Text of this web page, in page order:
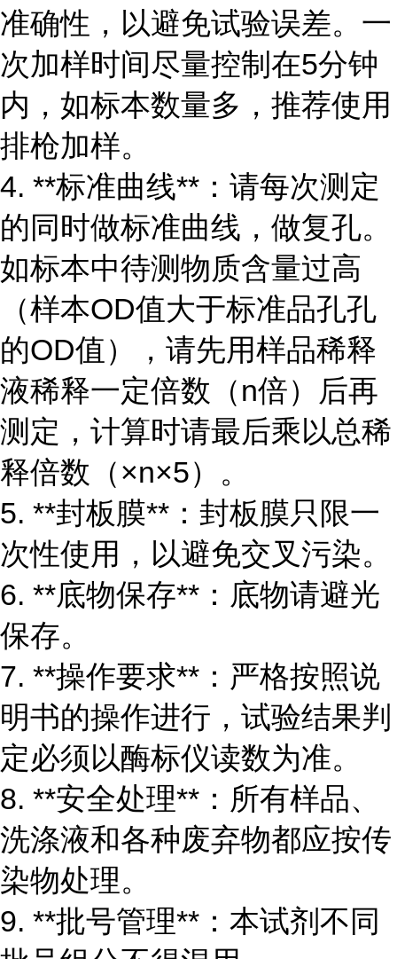
准确性，以避免试验误差。一
次加样时间尽量控制在5分钟
内，如标本数量多，推荐使用
排枪加样。
4. **标准曲线**：请每次测定
的同时做标准曲线，做复孔。
如标本中待测物质含量过高
（样本OD值大于标准品孔孔
的OD值），请先用样品稀释
液稀释一定倍数（n倍）后再
测定，计算时请最后乘以总稀
释倍数（×n×5）。
5. **封板膜**：封板膜只限一
次性使用，以避免交叉污染。
6. **底物保存**：底物请避光
保存。
7. **操作要求**：严格按照说
明书的操作进行，试验结果判
定必须以酶标仪读数为准。
8. **安全处理**：所有样品、
洗涤液和各种废弃物都应按传
染物处理。
9. **批号管理**：本试剂不同